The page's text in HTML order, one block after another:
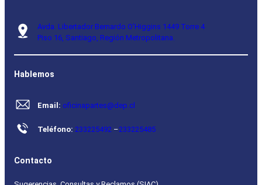
Avda. Libertador Bernardo O’Higgins 1449 Torre 4
Piso 16, Santiago, Región Metropolitana.
Hablemos
Email: oficinapartes@dep.cl
Teléfono: 233225492 –233225485
Contacto